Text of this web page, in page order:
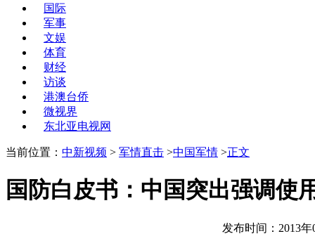
国际
军事
文娱
体育
财经
访谈
港澳台侨
微视界
东北亚电视网
当前位置： 中新视频 > 军情直击 >中国军情 >正文
国防白皮书：中国突出强调使
发布时间：2013年